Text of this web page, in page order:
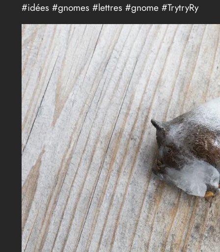
#idées #gnomes #lettres #gnome #TrytryRy